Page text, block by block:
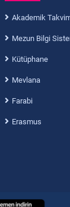
Akademik
Mezun Bilgi
Kütüphane
Mevlana
Farabi
Erasmus